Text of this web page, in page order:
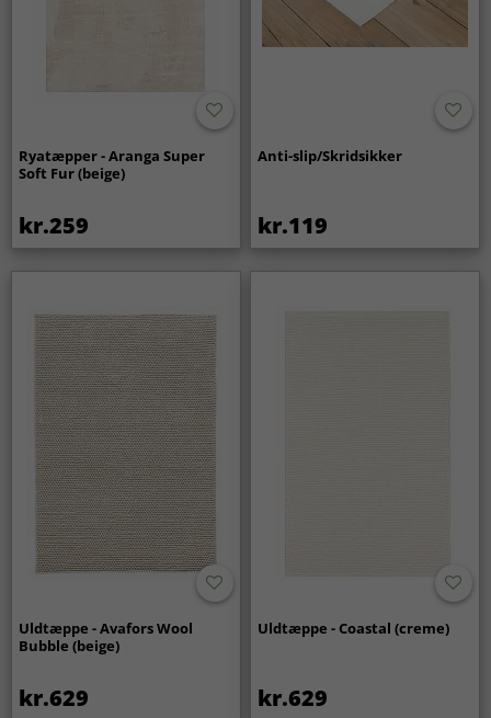
Ryatæpper - Aranga Super
Soft Fur (beige)
kr.259
Anti-slip/Skridsikker
kr.119
Uldtæppe - Avafors Wool
Bubble (beige)
kr.629
Uldtæppe - Coastal (creme)
kr.629